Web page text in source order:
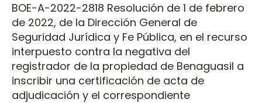
BOE-A-2022-2818 Resolución de 1 de febrero
de 2022, de la Dirección General de
Seguridad Jurídica y Fe Pública, en el recurso
interpuesto contra la negativa del
registrador de la propiedad de Benaguasil a
inscribir una certificación de acta de
adjudicación y el correspondiente